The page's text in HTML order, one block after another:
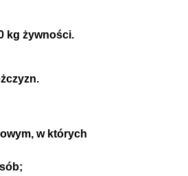
kg żywności.
w których